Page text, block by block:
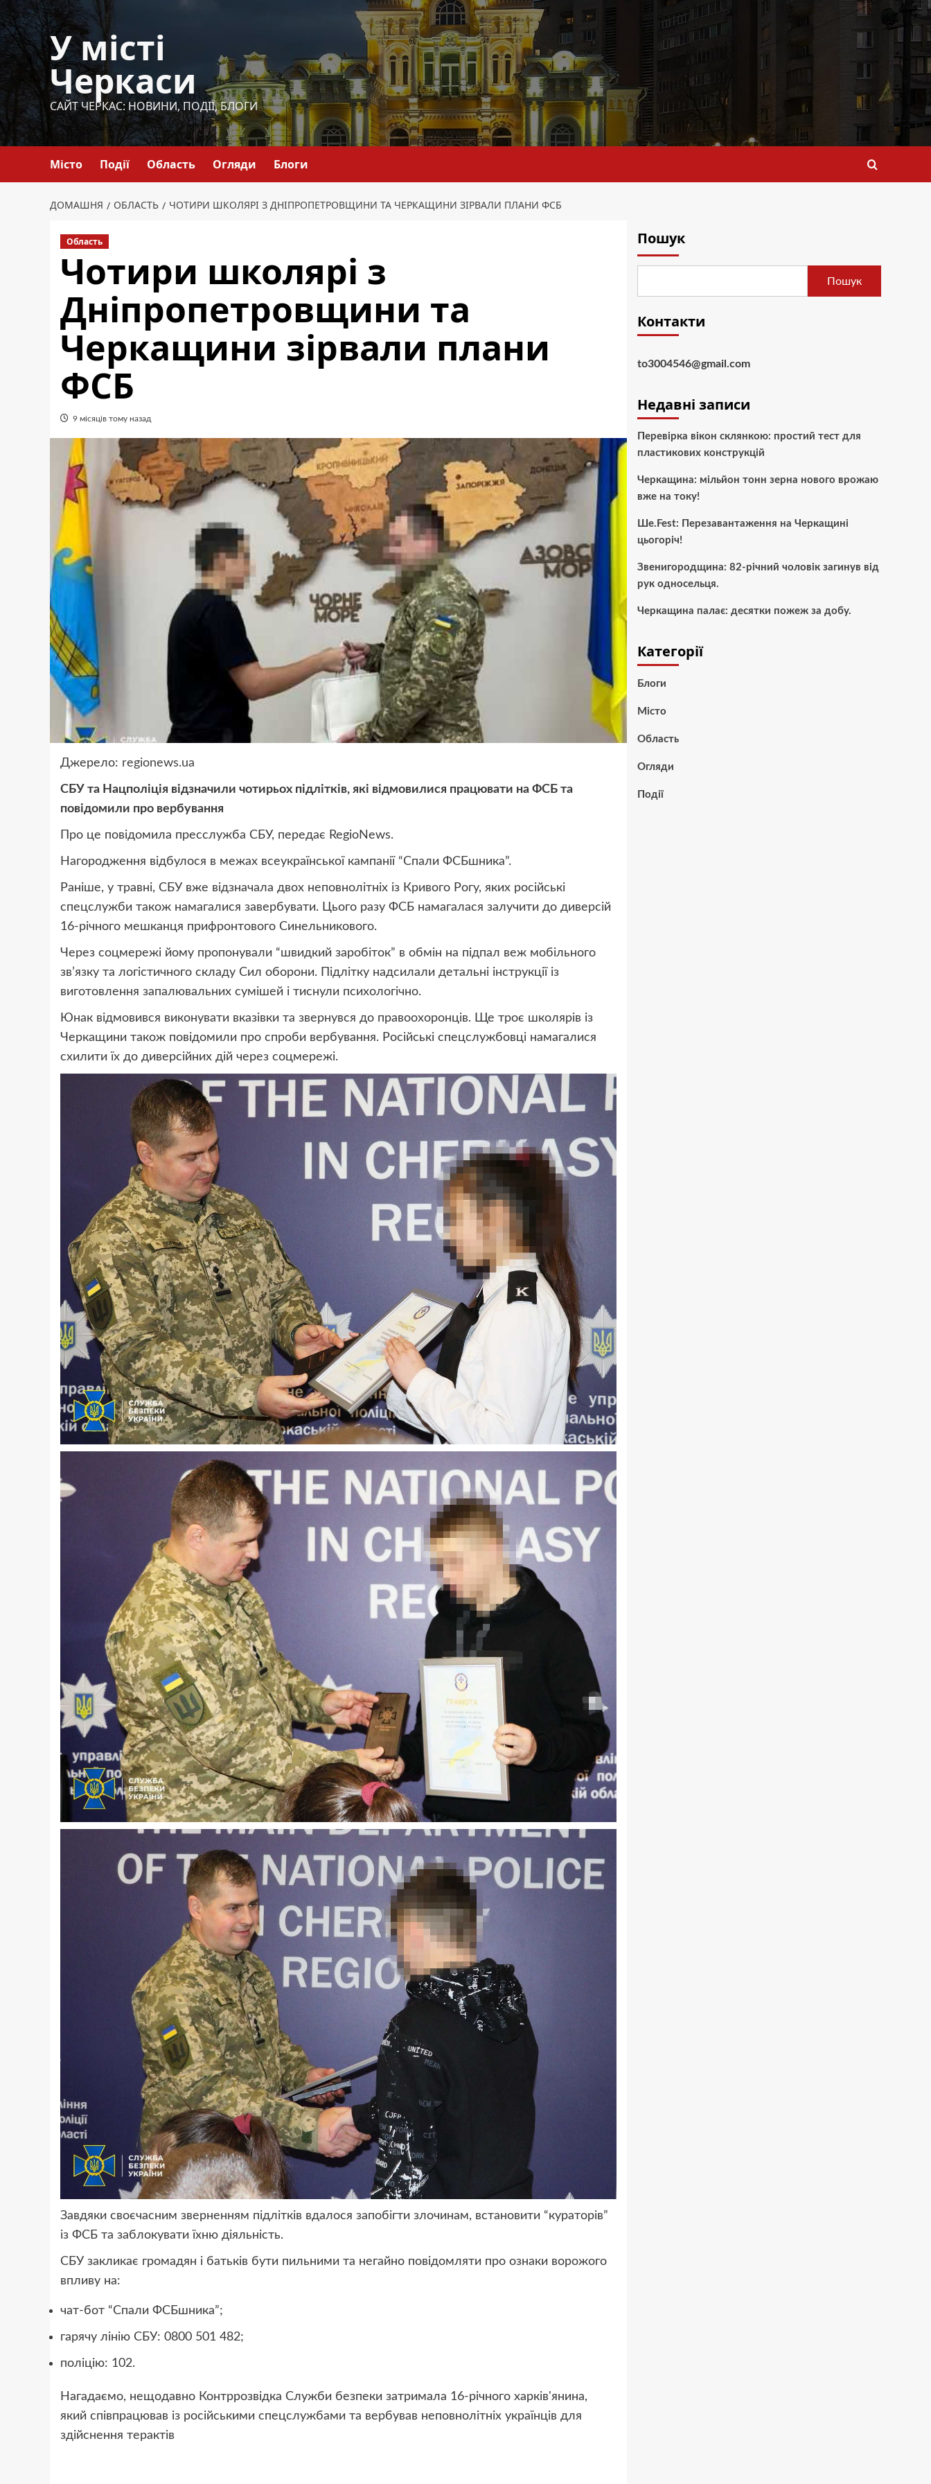
Перейти
до
вмісту
У місті
Черкаси
САЙТ ЧЕРКАС: НОВИНИ, ПОДІЇ, БЛОГИ
Місто Події Область Огляди Блоги
ДОМАШНЯ ОБЛАСТЬ ЧОТИРИ ШКОЛЯРІ З ДНІПРОПЕТРОВЩИНИ ТА ЧЕРКАЩИНИ ЗІРВАЛИ ПЛАНИ ФСБ
Область
Чотири школярі з
Дніпропетровщини та
Черкащини зірвали плани
ФСБ
9 місяців тому назад
Джерело: regionews.ua
СБУ та Нацполіція відзначили чотирьох підлітків, які відмовилися працювати на ФСБ та
повідомили про вербування
Про це повідомила пресслужба СБУ, передає RegioNews.
Нагородження відбулося в межах всеукраїнської кампанії “Спали ФСБшника”.
Раніше, у травні, СБУ вже відзначала двох неповнолітніх із Кривого Рогу, яких російські
спецслужби також намагалися завербувати. Цього разу ФСБ намагалася залучити до диверсій
16-річного мешканця прифронтового Синельникового.
Через соцмережі йому пропонували “швидкий заробіток” в обмін на підпал веж мобільного
зв’язку та логістичного складу Сил оборони. Підлітку надсилали детальні інструкції із
виготовлення запалювальних сумішей і тиснули психологічно.
Юнак відмовився виконувати вказівки та звернувся до правоохоронців. Ще троє школярів із
Черкащини також повідомили про спроби вербування. Російські спецслужбовці намагалися
схилити їх до диверсійних дій через соцмережі.
Завдяки своєчасним зверненням підлітків вдалося запобігти злочинам, встановити “кураторів”
із ФСБ та заблокувати їхню діяльність.
СБУ закликає громадян і батьків бути пильними та негайно повідомляти про ознаки ворожого
впливу на:
чат-бот “Спали ФСБшника”;
гарячу лінію СБУ: 0800 501 482;
поліцію: 102.
Нагадаємо, нещодавно Контррозвідка Служби безпеки затримала 16-річного харків'янина,
який співпрацював із російськими спецслужбами та вербував неповнолітніх українців для
здійснення терактів
Пошук
Пошук
Контакти
to3004546@gmail.com
Недавні записи
Перевірка вікон склянкою: простий тест для
пластикових конструкцій
Черкащина: мільйон тонн зерна нового врожаю
вже на току!
Ше.Fest: Перезавантаження на Черкащині
цьогоріч!
Звенигородщина: 82-річний чоловік загинув від
рук односельця.
Черкащина палає: десятки пожеж за добу.
Категорії
Блоги
Місто
Область
Огляди
Події